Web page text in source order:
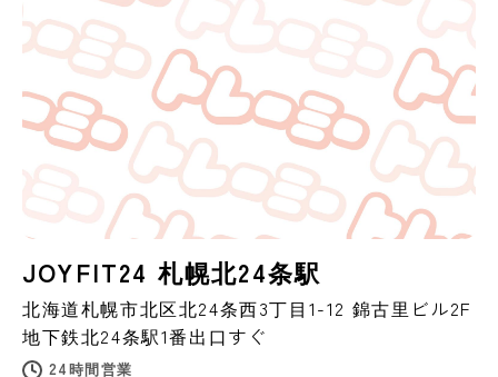
JOYFIT24 札幌北24条駅
北海道札幌市北区北24条西3丁目1-12 錦古里ビル2F
地下鉄北24条駅1番出口すぐ
24時間営業